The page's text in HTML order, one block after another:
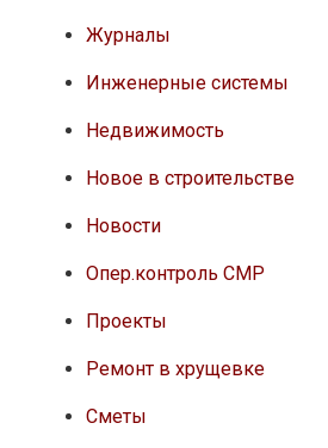
Журналы
Инженерные системы
Недвижимость
Новое в строительстве
Новости
Опер.контроль СМР
Проекты
Ремонт в хрущевке
Сметы